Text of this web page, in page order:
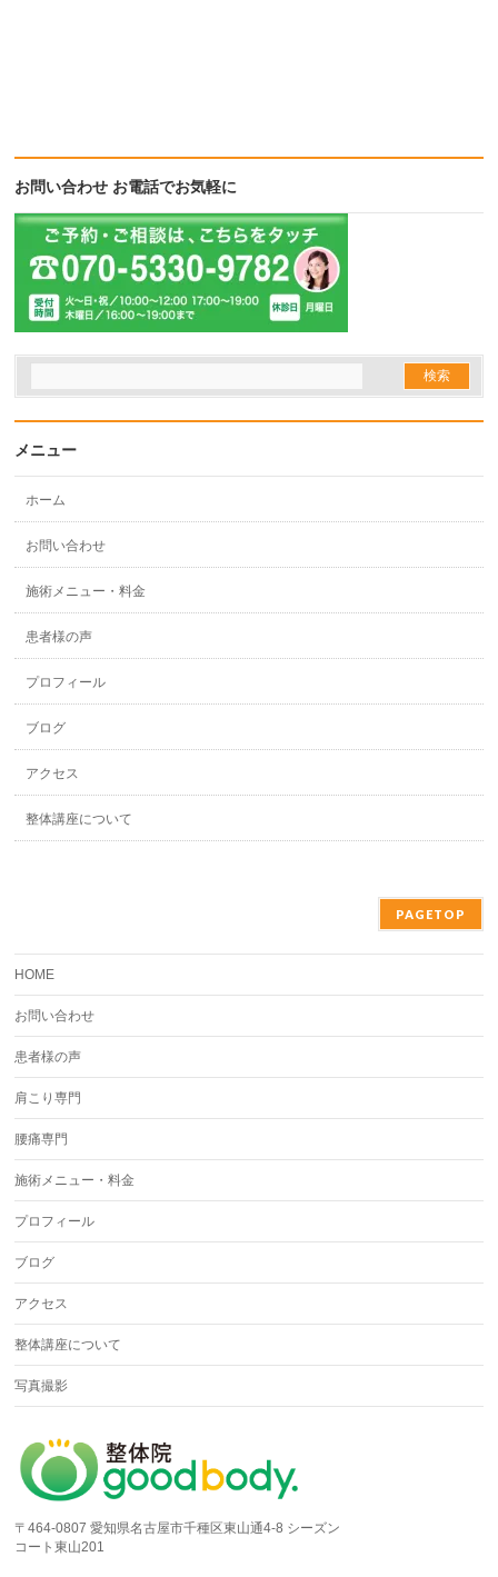
お問い合わせ お電話でお気軽に
メニュー
ホーム
お問い合わせ
施術メニュー・料金
患者様の声
プロフィール
ブログ
アクセス
整体講座について
PAGETOP
HOME
お問い合わせ
患者様の声
肩こり専門
腰痛専門
施術メニュー・料金
プロフィール
ブログ
アクセス
整体講座について
写真撮影
〒464-0807 愛知県名古屋市千種区東山通4-8 シーズン
コート東山201